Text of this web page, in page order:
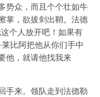
势众，而且个个壮如牛
掌，欲拔剑出鞘。法德
个人放开吧！如果有
莱比阿把他从你们手中
他，就请他找我来
手来。领队走到法德勒